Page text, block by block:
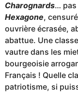
Charognards… pas
Hexagone,
ouvrière écrasée,
abattue. Une
vautre dans les
bourgeoisie
Français ! Quelle
patriotisme, si